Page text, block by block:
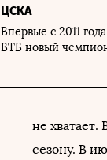
ЦСКА
Впервые с 2011
ВТБ новый
не хватает.
сезону. В